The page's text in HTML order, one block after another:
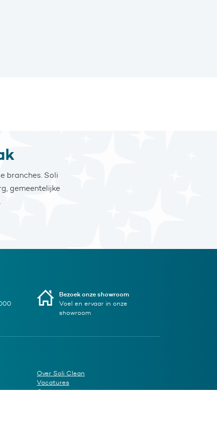
branches. Soli
gemeentelijke
Bezoek onze showroom
Voel en ervaar in onze
showroom
Over Soli Clean
Vacatures
Contact